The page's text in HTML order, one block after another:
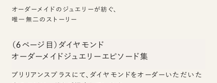
オーダーメイドのジュエリーが紡ぐ、
唯一無二のストーリー
（6ページ目）ダイヤモンド
オーダーメイドジュエリーエピソード集
ブリリアンスプラスにて、ダイヤモンドをオーダーいただいた